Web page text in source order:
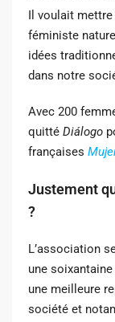
Il voulait mettre
féministe
idées
dans notre
Avec 200
quitté Diálogo
françaises
Justement
?
L’association
une
une meilleure
société et